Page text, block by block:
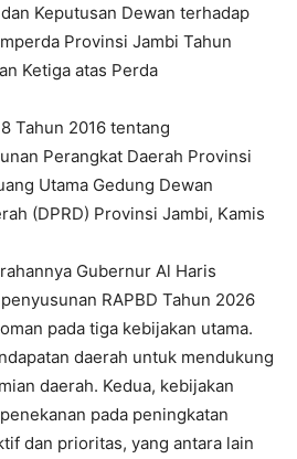
Keputusan Dewan terhadap
Provinsi Jambi Tahun
Ketiga atas Perda
Tahun 2016 tentang
Perangkat Daerah Provinsi
Utama Gedung Dewan
(DPRD) Provinsi Jambi, Kamis
Gubernur Al Haris
RAPBD Tahun 2026
pada tiga kebijakan utama.
daerah untuk mendukung
daerah. Kedua, kebijakan
pada peningkatan
dan prioritas, yang antara lain